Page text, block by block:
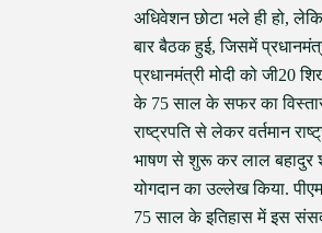
अधिवेशन छोटा भले ही हो,
बार बैठक हुई, जिसमें
प्रधानमंत्री मोदी को जी20
के 75 साल के सफर का विस्तार
राष्ट्रपति से लेकर वर्तमान
भाषण से शुरू कर लाल बहादुर
योगदान का उल्लेख किया.
75 साल के इतिहास में इस